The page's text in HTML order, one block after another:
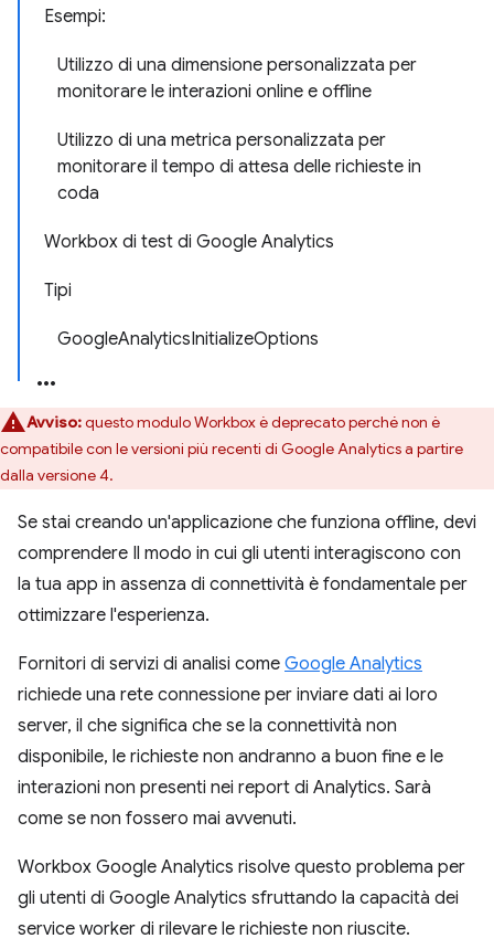
Esempi:
Utilizzo di una dimensione personalizzata per
monitorare le interazioni online e offline
Utilizzo di una metrica personalizzata per
monitorare il tempo di attesa delle richieste in
coda
Workbox di test di Google Analytics
Tipi
GoogleAnalyticsInitializeOptions
Avviso:questo modulo Workbox è deprecato perché non è
compatibile con le versioni più recenti di Google Analytics a partire
dalla versione 4.
Se stai creando un'applicazione che funziona offline, devi
comprendere Il modo in cui gli utenti interagiscono con
la tua app in assenza di connettività è fondamentale per
ottimizzare l'esperienza.
Fornitori di servizi di analisi come Google Analytics
richiede una rete connessione per inviare dati ai loro
server, il che significa che se la connettività non
disponibile, le richieste non andranno a buon fine e le
interazioni non presenti nei report di Analytics. Sarà
come se non fossero mai avvenuti.
Workbox Google Analytics risolve questo problema per
gli utenti di Google Analytics sfruttando la capacità dei
service worker di rilevare le richieste non riuscite.